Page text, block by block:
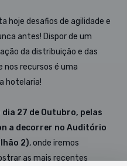
hoje desafios de agilidade e
antes! Dispor de um
da distribuição e das
nos recursos é uma
hotelaria!
27 de Outubro, pelas
a decorrer no Auditório
2), onde iremos
as mais recentes